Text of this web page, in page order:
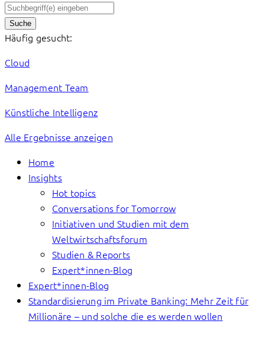
Suche
Häufig gesucht:
Cloud
Management Team
Künstliche Intelligenz
Alle Ergebnisse anzeigen
Home
Insights
Hot topics
Conversations for Tomorrow
Initiativen und Studien mit dem
Weltwirtschaftsforum
Studien & Reports
Expert*innen-Blog
Expert*innen-Blog
Standardisierung im Private Banking: Mehr Zeit für
Millionäre – und solche die es werden wollen